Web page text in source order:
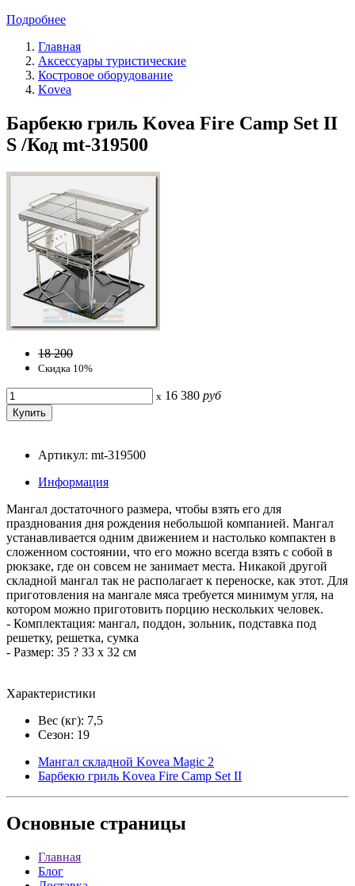
Подробнее
Главная
Аксессуары туристические
Костровое оборудование
Kovea
Барбекю гриль Kovea Fire Camp Set II
S /Код mt-319500
18 200
Скидка 10%
x 16 380 руб
Артикул: mt-319500
Информация
Мангал достаточного размера, чтобы взять его для
празднования дня рождения небольшой компанией. Мангал
устанавливается одним движением и настолько компактен в
сложенном состоянии, что его можно всегда взять с собой в
рюкзаке, где он совсем не занимает места. Никакой другой
складной мангал так не располагает к переноске, как этот. Для
приготовления на мангале мяса требуется минимум угля, на
котором можно приготовить порцию нескольких человек.
- Комплектация: мангал, поддон, зольник, подставка под
решетку, решетка, сумка
- Размер: 35 ? 33 х 32 см
Характеристики
Вес (кг): 7,5
Сезон: 19
Мангал складной Kovea Magic 2
Барбекю гриль Kovea Fire Camp Set II
Основные страницы
Главная
Блог